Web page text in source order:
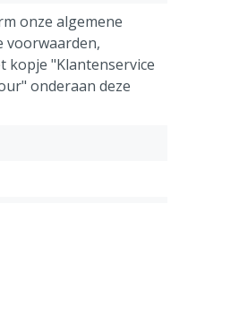
onze algemene
voorwaarden,
kopje "Klantenservice
onderaan deze